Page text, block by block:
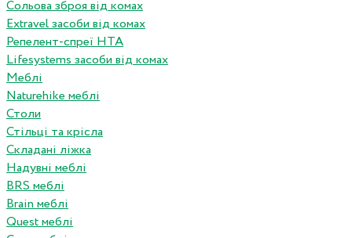
Сольова зброя від комах
Extravel засоби від комах
Репелент-спреї HTA
Lifesystems засоби від комах
Меблі
Naturehike меблі
Столи
Стільці та крісла
Складані ліжка
Надувні меблі
BRS меблі
Brain меблі
Quest меблі